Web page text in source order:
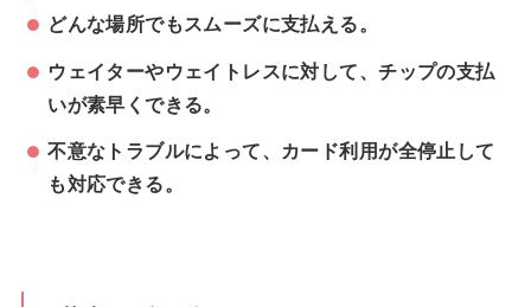
どんな場所でもスムーズに支払える。
ウェイターやウェイトレスに対して、チップの支払
いが素早くできる。
不意なトラブルによって、カード利用が全停止して
も対応できる。